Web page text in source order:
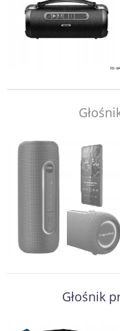
Głośnik